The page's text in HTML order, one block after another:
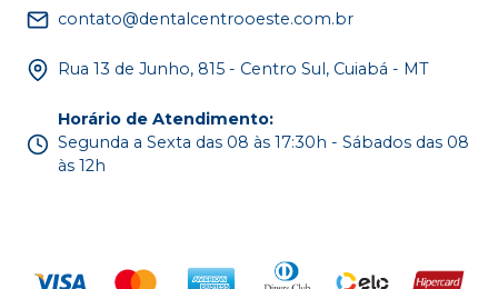
contato@dentalcentrooeste.com.br
Rua 13 de Junho, 815 - Centro Sul, Cuiabá - MT
Horário de Atendimento:
Segunda a Sexta das 08 às 17:30h - Sábados das 08
às 12h